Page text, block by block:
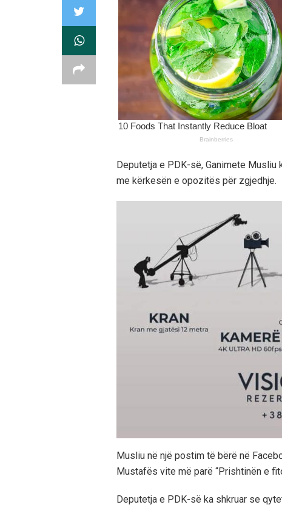
Deputetja e PDK-së, Ganimete
me kërkesën e opozitës për zgjedhje.
Musliu në një postim të bërë në
Mustafës vite më parë “Prishtinën e
Deputetja e PDK-së ka shkruar se